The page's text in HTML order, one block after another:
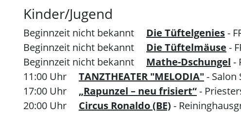
Kinder/Jugend
Beginnzeit nicht bekannt Die Tüftelgenies-
Beginnzeit nicht bekannt
Die Tüftelmäuse -
Beginnzeit nicht bekannt
Mathe-Dschungel -
11:00 Uhr
TANZTHEATER "MELODIA" - Salon
17:00 Uhr
„Rapunzel – neu frisiert“-
20:00 Uhr
Circus Ronaldo (BE) -